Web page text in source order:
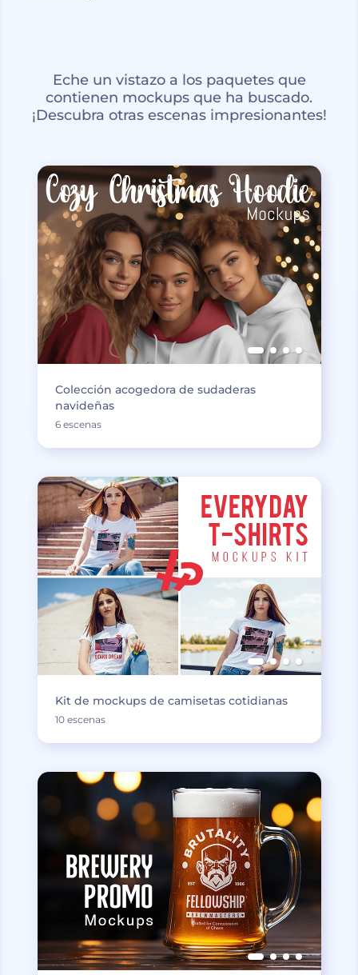
Eche un vistazo a los paquetes que
contienen mockups que ha buscado.
¡Descubra otras escenas impresionantes!
Colección acogedora de sudaderas
navideñas
6 escenas
Kit de mockups de camisetas cotidianas
10 escenas